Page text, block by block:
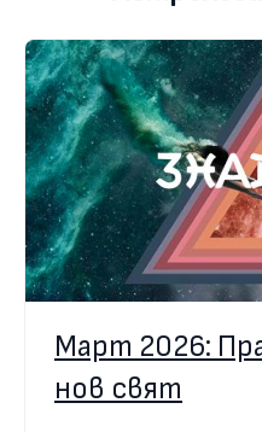
Март 2026:
нов свят